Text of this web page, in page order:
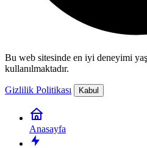
Bu web sitesinde en iyi deneyimi
kullanılmaktadır.
Gizlilik Politikası Kabul
Anasayfa